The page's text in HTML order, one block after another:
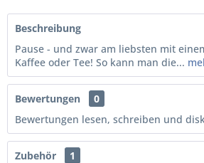
Beschreibung
Pause - und zwar am liebsten mit
Kaffee oder Tee! So kann man die...
Bewertungen
0
Bewertungen lesen, schreiben und
Zubehör 1